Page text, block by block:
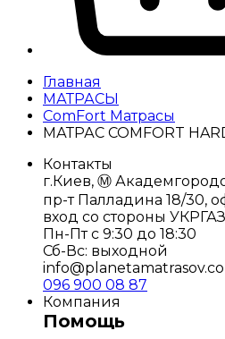
Главная
МАТРАСЫ
ComFort Матрасы
МАТРАС COMFORT
Контакты
г.Киев, Ⓜ️
пр-т Палладина 18/30,
вход со стороны
Пн-Пт с 9:30 до 18:30
Сб-Вс: выходной
096 900 08 87
Компания
Помощь